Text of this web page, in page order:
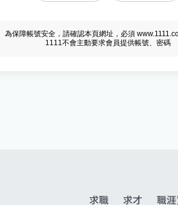
為保障帳號安全，請確認本頁網址，必須
1111不會主動要求會員提供帳號、密碼
求職 求才 職